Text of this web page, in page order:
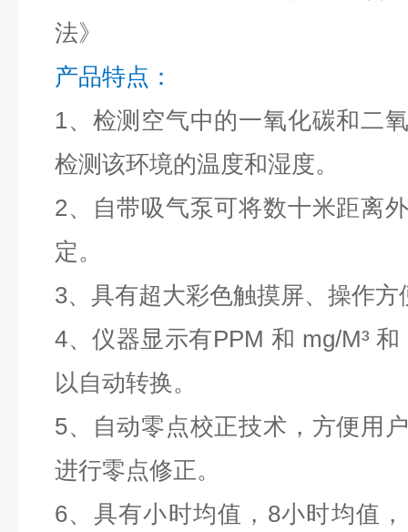
法》
产品特点：
1、检测空气中的一氧化碳和二
检测该环境的温度和湿度。
2、自带吸气泵可将数十米距离
定。
3、具有超大彩色触摸屏、操作方
4、仪器显示有PPM 和 mg/M³
以自动转换。
5、自动零点校正技术，方便用
进行零点修正。
6、具有小时均值，8小时均值